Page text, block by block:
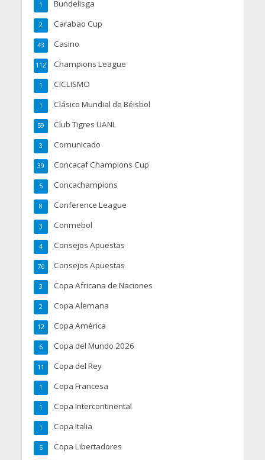
Bundelisga
1
Carabao Cup
2
Casino
43
Champions League
112
CICLISMO
1
Clásico Mundial de Béisbol
1
Club Tigres UANL
59
Comunicado
3
Concacaf Champions Cup
39
Concachampions
5
Conference League
8
Conmebol
3
Consejos Apuestas
4
Consejos Apuestas
76
Copa Africana de Naciones
3
Copa Alemana
2
Copa América
12
Copa del Mundo 2026
6
Copa del Rey
11
Copa Francesa
1
Copa Intercontinental
1
Copa Italia
1
Copa Libertadores
5